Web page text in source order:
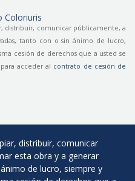
distribuir, comunicar públicamente, a
tanto con o sin ánimo de lucro,
cesión de derechos que a usted se
acceder al contrato de cesión de
distribuir, comunicar
esta obra y a generar
de lucro, siempre y